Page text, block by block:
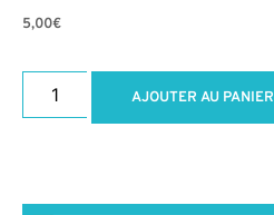
5,00€
AJOUTER AU PANIER